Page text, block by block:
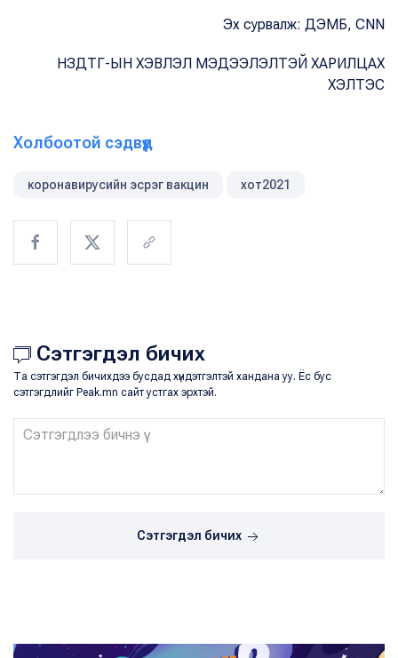
Эх сурвалж: ДЭМБ, CNN
НЗДТГ-ЫН ХЭВЛЭЛ МЭДЭЭЛЭЛТЭЙ ХАРИЛЦАХ
ХЭЛТЭС
Холбоотой сэдвүүд
коронавирусийн эсрэг вакцин хот2021
Сэтгэгдэл бичих
Та сэтгэгдэл бичихдээ бусдад хүндэтгэлтэй хандана уу. Ёс бус
сэтгэгдлийг Peak.mn сайт устгах эрхтэй.
Сэтгэгдэл бичих